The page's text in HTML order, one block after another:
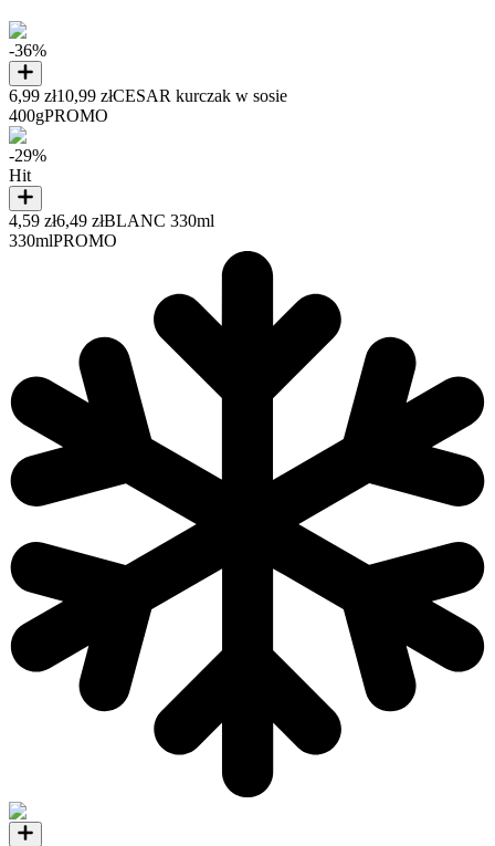
-36%
6,99 zł10,99 złCESAR kurczak w sosie
400gPROMO
-29%
Hit
4,59 zł6,49 złBLANC 330ml
330mlPROMO